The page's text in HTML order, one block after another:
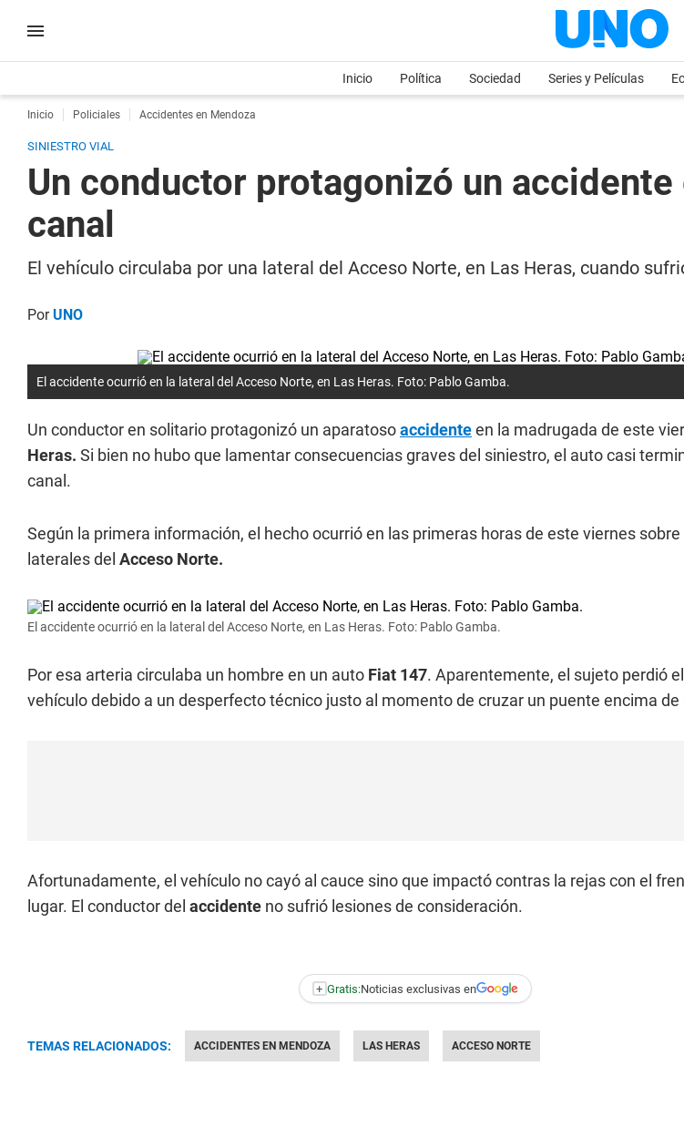
Inicio Política Sociedad Series y Películas
Inicio Policiales Accidentes en Mendoza
SINIESTRO VIAL
Un conductor protagonizó un
canal
El vehículo circulaba por una lateral del Acceso Norte, en Las Heras, cuando
PorUNO
El accidente ocurrió en la lateral del Acceso Norte, en Las Heras. Foto: Pablo Gamba.
Un conductor en solitario protagonizó un aparatosoaccidenteen la madrugada de este
Heras. Si bien no hubo que lamentar consecuencias graves del siniestro, el auto casi
canal.
Según la primera información, el hecho ocurrió en las primeras horas de este viernes sobre
laterales del Acceso Norte.
El accidente ocurrió en la lateral del Acceso Norte, en Las Heras. Foto: Pablo Gamba.
Por esa arteria circulaba un hombre en un auto Fiat 147. Aparentemente, el sujeto perdió
vehículo debido a un desperfecto técnico justo al momento de cruzar un puente encima de
Afortunadamente, el vehículo no cayó al cauce sino que impactó contras la rejas con el
lugar. El conductor del accidente no sufrió lesiones de consideración.
+ Gratis:Noticias exclusivas en
TEMAS RELACIONADOS: ACCIDENTES EN MENDOZA LAS HERAS ACCESO NORTE